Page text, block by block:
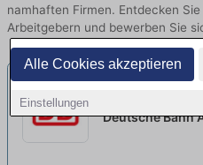
Alle Cookies akzeptieren
Einstellungen
namhaften Firmen. Entdecken
Arbeitgebern und bewerben Sie
Deutsche Bahn